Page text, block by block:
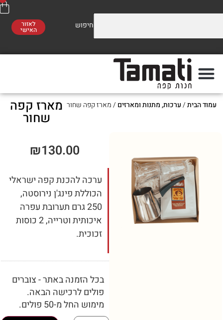
לראות! ברכישה מעל 300 ₪
/ערכות, מתנות ומארזים/ מארז קפה שחור מארז קפה
₪130.00
ערכה להכנת קפה ישראלי
הכוללת פינג'ן נירוסטה,
250 גרם תערובת עפרה
איכותית וטרייה, 2 כוסות
בכל הזמנה באתר - צוברים
פולים לרכישה הבאה.
מימוש החל מ-50 פולים.